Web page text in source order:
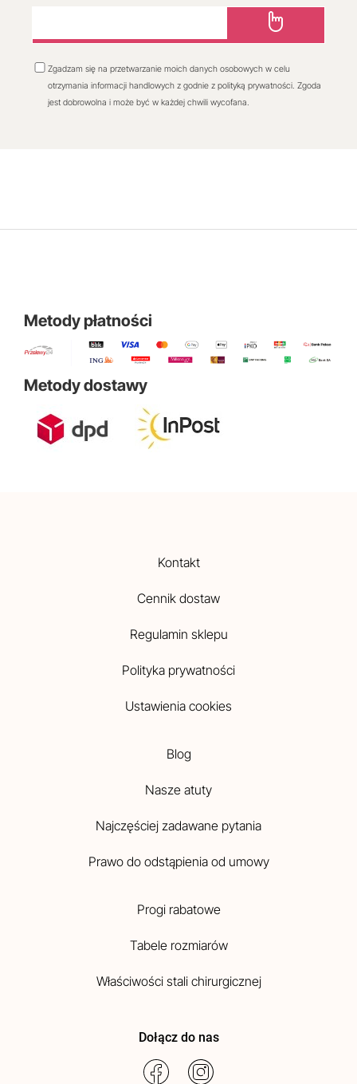
Zgadzam się na przetwarzanie moich danych osobowych w celu
otrzymania informacji handlowych z godnie z polityką prywatności. Zgoda
jest dobrowolna i może być w każdej chwili wycofana.
Metody płatności
Metody dostawy
Kontakt
Cennik dostaw
Regulamin sklepu
Polityka prywatności
Ustawienia cookies
Blog
Nasze atuty
Najczęściej zadawane pytania
Prawo do odstąpienia od umowy
Progi rabatowe
Tabele rozmiarów
Właściwości stali chirurgicznej
Dołącz do nas